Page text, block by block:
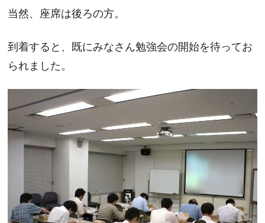
当然、座席は後ろの方。
到着すると、既にみなさん勉強会の開始を待ってお
られました。